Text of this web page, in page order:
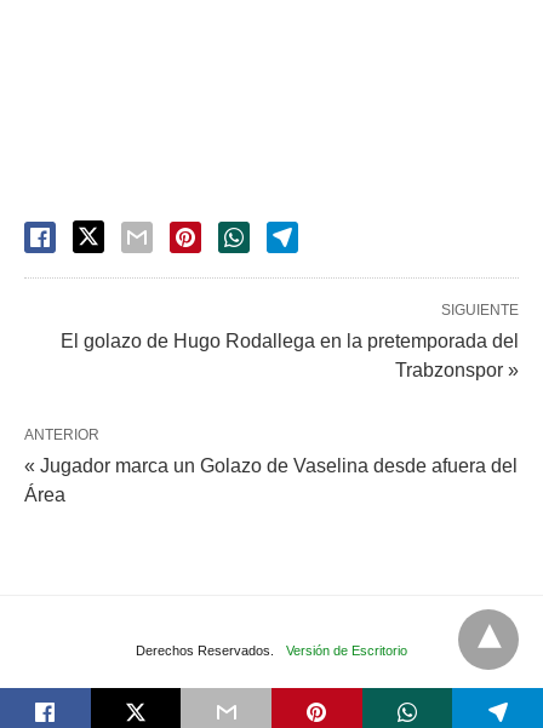
SIGUIENTE
El golazo de Hugo Rodallega en la pretemporada del
Trabzonspor »
ANTERIOR
« Jugador marca un Golazo de Vaselina desde afuera del
Área
Derechos Reservados. Versión de Escritorio